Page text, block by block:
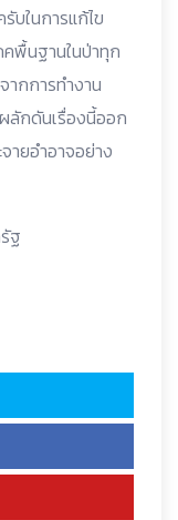
บในการแก้ไข
พื้นฐานในป่าทุก
ากการทำงาน
ลักดันเรื่องนี้ออก
ายอำอาจอย่าง
ฐ